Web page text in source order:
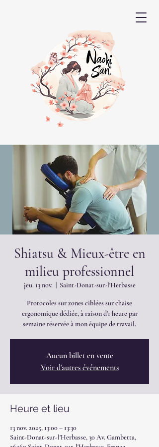
Shiatsu & Mieux-être en
milieu professionnel
jeu. 13 nov. Saint-Donat-sur-l'Herbasse
Protocoles sur zones ciblées sur chaise
ergonomique dédiée, à raison d'1 heure par
semaine réservée à mon équipe de travail.
Aucun billet en vente
Voir d'autres événements
Heure et lieu
13 nov. 2025, 13:00 – 13:30
Saint-Donat-sur-l'Herbasse, 30 Av. Gambetta,